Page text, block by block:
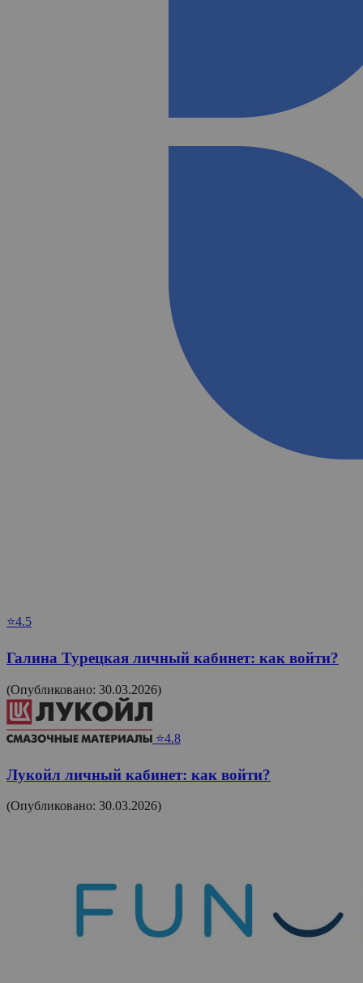
⭐4.5
Галина Турецкая личный кабинет: как войти?
(Опубликовано: 30.03.2026)
⭐4.8
Лукойл личный кабинет: как войти?
(Опубликовано: 30.03.2026)